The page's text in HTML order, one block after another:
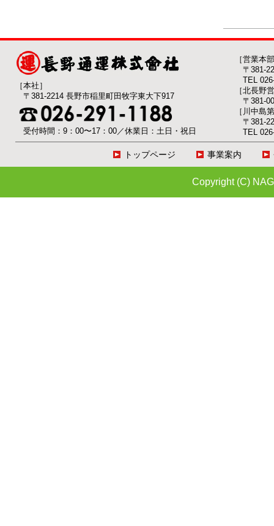
［本社］
〒381-2214 長野市稲里町田牧字東大下917
受付時間：9：00〜17：00／休業日：土日・祝日
［営業本
〒381-
TEL
［北長野
〒381-
［川中島
〒381-
TEL
トップページ 事業案内
Copyright (C)